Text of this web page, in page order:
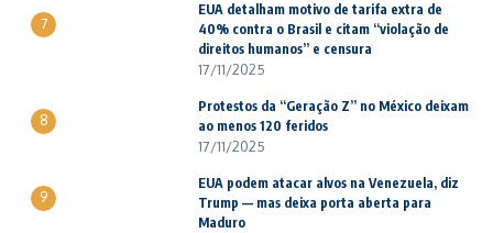
7
EUA detalham motivo de tarifa extra de
40% contra o Brasil e citam “violação de
direitos humanos” e censura
17/11/2025
8
Protestos da “Geração Z” no México deixam
ao menos 120 feridos
17/11/2025
9
EUA podem atacar alvos na Venezuela, diz
Trump — mas deixa porta aberta para
Maduro